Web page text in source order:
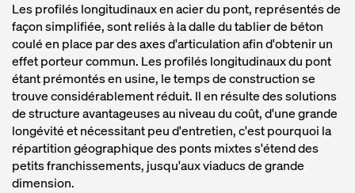
Les profilés longitudinaux en acier du pont, représentés de
façon simplifiée, sont reliés à la dalle du tablier de béton
coulé en place par des axes d'articulation afin d'obtenir un
effet porteur commun. Les profilés longitudinaux du pont
étant prémontés en usine, le temps de construction se
trouve considérablement réduit. Il en résulte des solutions
de structure avantageuses au niveau du coût, d'une grande
longévité et nécessitant peu d'entretien, c'est pourquoi la
répartition géographique des ponts mixtes s'étend des
petits franchissements, jusqu'aux viaducs de grande
dimension.